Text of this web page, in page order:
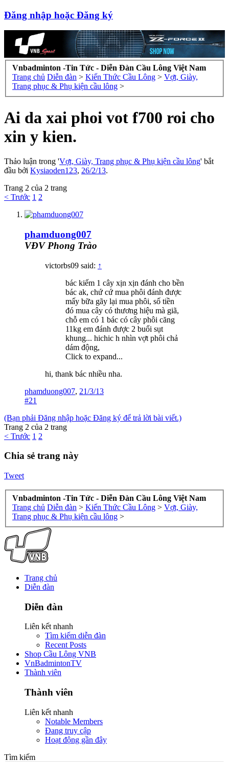
Đăng nhập hoặc Đăng ký
Vnbadminton -Tin Tức - Diễn Đàn Cầu Lông Việt Nam
Trang chủ Diễn đàn > Kiến Thức Cầu Lông > Vợt, Giày,
Trang phục & Phụ kiện cầu lông >
Ai da xai phoi vot f700 roi cho
xin y kien.
Thảo luận trong 'Vợt, Giày, Trang phục & Phụ kiện cầu lông' bắt
đầu bởi Kysiaoden123, 26/2/13.
Trang 2 của 2 trang
< Trước 1 2
phamduong007
VĐV Phong Trào
victorbs09 said: ↑
bác kiếm 1 cây xịn xịn đánh cho bền
bác ak, chứ cứ mua phôi đánh được
mấy bữa gãy lại mua phôi, số tiền
đó mua cây có thương hiệu mà giã,
chỗ em có 1 bác có cây phôi căng
11kg em đánh được 2 buổi sụt
khung... hichic h nhìn vợt phôi chả
dám động,
Click to expand...
hi, thank bác nhiều nha.
phamduong007, 21/3/13
#21
(Bạn phải Đăng nhập hoặc Đăng ký để trả lời bài viết.)
Trang 2 của 2 trang
< Trước 1 2
Chia sẻ trang này
Tweet
Vnbadminton -Tin Tức - Diễn Đàn Cầu Lông Việt Nam
Trang chủ Diễn đàn > Kiến Thức Cầu Lông > Vợt, Giày,
Trang phục & Phụ kiện cầu lông >
Trang chủ
Diễn đàn
Diễn đàn
Liên kết nhanh
Tìm kiếm diễn đàn
Recent Posts
Shop Cầu Lông VNB
VnBadmintonTV
Thành viên
Thành viên
Liên kết nhanh
Notable Members
Đang truy cập
Hoạt động gần đây
Tìm kiếm